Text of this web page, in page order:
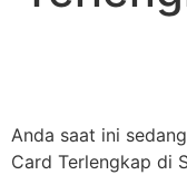
Anda saat ini
Card Terlengkap di